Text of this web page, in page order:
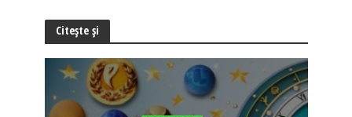
Citește și